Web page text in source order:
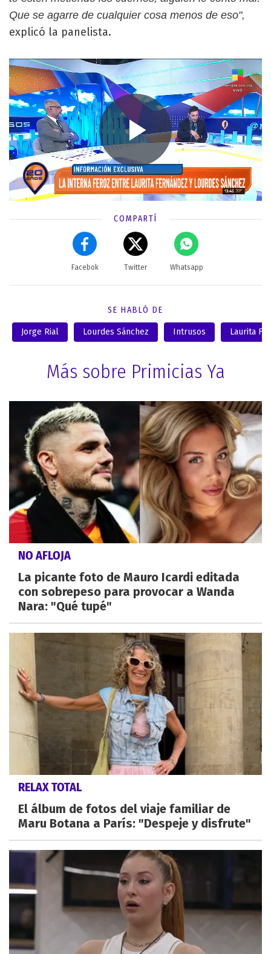
Que se agarre de cualquier cosa menos de eso",
explicó la panelista.
COMPARTÍ
Facebok Twitter Whatsapp
SE HABLÓ DE
Jorge Rial Lourdes Sánchez Intrusos Laurita
Más sobre Primicias Ya
NO AFLOJA
La picante foto de Mauro Icardi editada
con sobrepeso para provocar a Wanda
Nara: "Qué tupé"
RELAX TOTAL
El álbum de fotos del viaje familiar de
Maru Botana a París: "Despeje y disfrute"